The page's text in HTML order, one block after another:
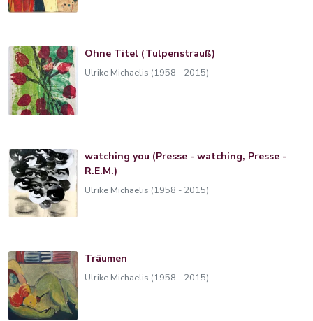
Ohne Titel (Tulpenstrauß)
Ulrike Michaelis (1958 - 2015)
watching you (Presse - watching, Presse -
R.E.M.)
Ulrike Michaelis (1958 - 2015)
Träumen
Ulrike Michaelis (1958 - 2015)